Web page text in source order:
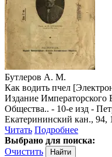
Бутлеров А. М.
Как водить пчел
Издание Императорского
Общества.. - 10-е изд -
Екатерининский кан., 94,
Читать Подробнее
Выбрано для поиска:
Очистить